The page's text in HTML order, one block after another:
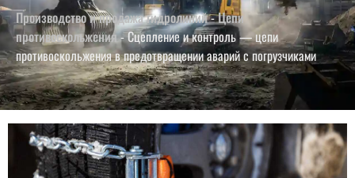
Производство и продажа гидролиний-Цепи
противоскольжения-Сцепление и контроль — цепи
противоскольжения в предотвращении аварий с погрузчиками